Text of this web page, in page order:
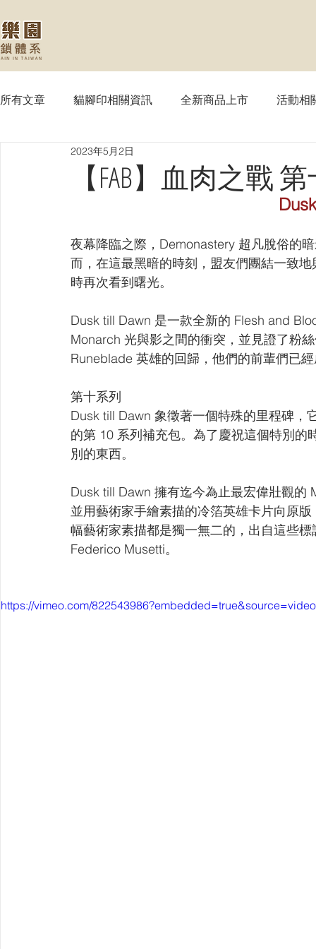
所有文章 貓腳印相關資訊 全新商品上市 活動相
【MTG】魔法風雲會
【VG
【OPTCG】航海王 【UA】UNION ARENA 【
【VIVIDZ】Vividz 【BS】Battle Spirits 【
【FAB】血肉之戰
2023年5月2日
夜幕降臨之際，Demonastery 超凡脫俗的
而，在這最黑暗的時刻，盟友們團結一致
時再次看到曙光。
Dusk till Dawn 是一款全新的 Flesh and
Monarch 光與影之間的衝突，並見證了粉
Runeblade 英雄的回歸，他們的前輩們已
第十系列
Dusk till Dawn 象徵著一個特殊的里程碑，
的第 10 系列補充包。為了慶祝這個特別
別的東西。
Dusk till Dawn 擁有迄今為止最宏偉壯觀
並用藝術家手繪素描的冷箔英雄卡片向原
幅藝術家素描都是獨一無二的，出自這些
Federico Musetti。
https://vimeo.com/